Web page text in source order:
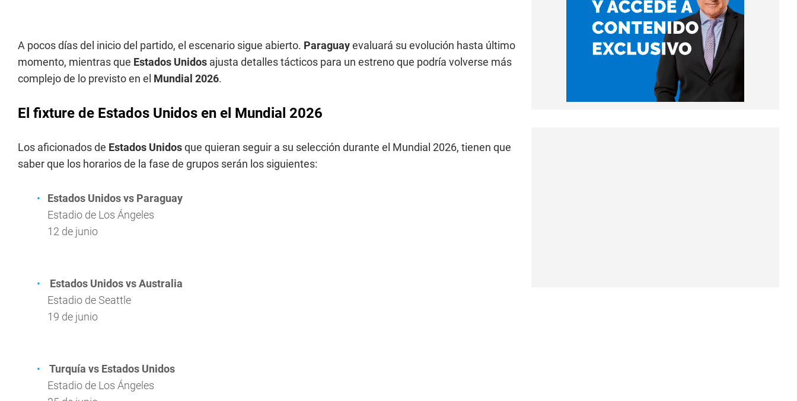
A pocos días del inicio del partido, el escenario sigue abierto. Paraguayevaluará su evolución hasta último
momento, mientras que Estados Unidos ajusta detalles tácticos para un estreno que podría volverse más
complejo de lo previsto en el Mundial 2026.
El fixture de Estados Unidos en el Mundial 2026
Los aficionados de Estados Unidosque quieran seguir a su selección durante el Mundial 2026, tienen que
saber que los horarios de la fase de grupos serán los siguientes:
Estados Unidos vs Paraguay
Estadio de Los Ángeles
12 de junio
Estados Unidos vs Australia
Estadio de Seattle
19 de junio
Turquía vs Estados Unidos
Estadio de Los Ángeles